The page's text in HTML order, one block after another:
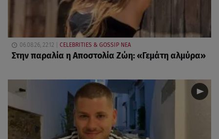
06.08.26, 22:12 CELEBRITIES & GOSSIP ΝΕΑ
Στην παραλία η Αποστολία Ζώη: «Γεμάτη αλμύρα»